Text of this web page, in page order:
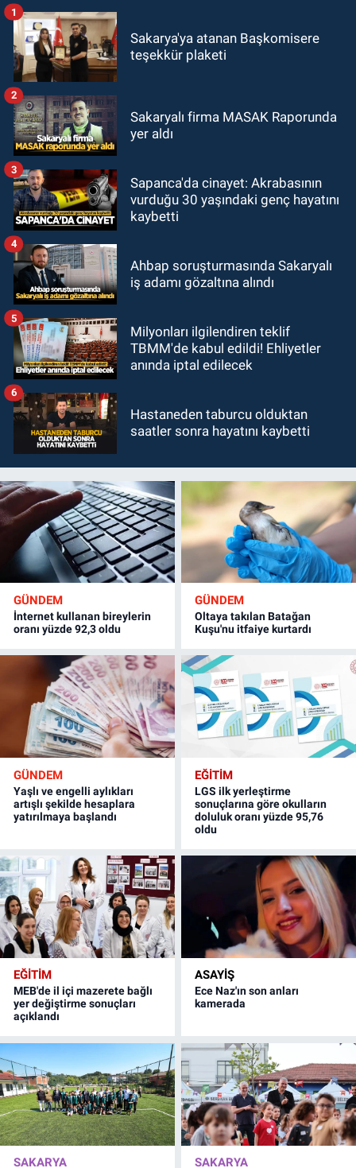
Sakarya'ya atanan Başkomisere
teşekkür plaketi
1
Sakaryalı firma MASAK Raporunda
yer aldı
2
Sapanca'da cinayet: Akrabasının
vurduğu 30 yaşındaki genç hayatını
kaybetti
3
Ahbap soruşturmasında Sakaryalı
iş adamı gözaltına alındı
4
Milyonları ilgilendiren teklif
TBMM'de kabul edildi! Ehliyetler
anında iptal edilecek
5
Hastaneden taburcu olduktan
saatler sonra hayatını kaybetti
6
GÜNDEM
İnternet kullanan bireylerin
oranı yüzde 92,3 oldu
GÜNDEM
Oltaya takılan Batağan
Kuşu'nu itfaiye kurtardı
GÜNDEM
Yaşlı ve engelli aylıkları
artışlı şekilde hesaplara
yatırılmaya başlandı
EĞİTİM
LGS ilk yerleştirme
sonuçlarına göre okulların
doluluk oranı yüzde 95,76
oldu
EĞİTİM
MEB'de il içi mazerete bağlı
yer değiştirme sonuçları
açıklandı
ASAYİŞ
Ece Naz'ın son anları
kamerada
SAKARYA SAKARYA